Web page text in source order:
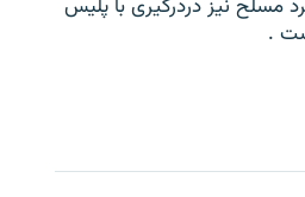
مسلح نیز دردرگیری با پلیس
.